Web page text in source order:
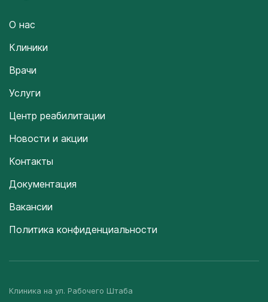
О нас
Клиники
Врачи
Услуги
Центр реабилитации
Новости и акции
Контакты
Документация
Вакансии
Политика конфиденциальности
Клиника на ул. Рабочего Штаба